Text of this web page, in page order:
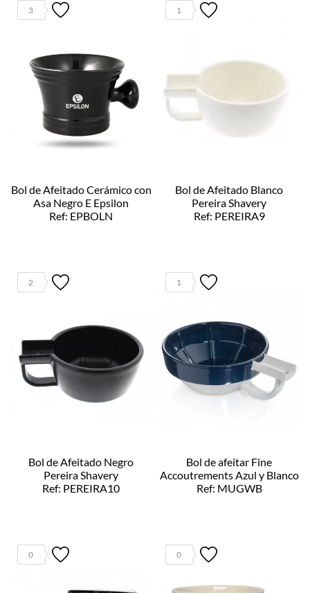
3
Bol de Afeitado Cerámico con
Asa Negro E Epsilon
Ref: EPBOLN
1
Bol de Afeitado Blanco
Pereira Shavery
Ref: PEREIRA9
2
Bol de Afeitado Negro
Pereira Shavery
Ref: PEREIRA10
1
Bol de afeitar Fine
Accoutrements Azul y Blanco
Ref: MUGWB
0 0